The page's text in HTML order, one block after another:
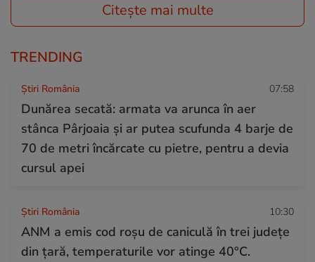
Citește mai multe
TRENDING
Știri România 07:58
Dunărea secată: armata va arunca în aer
stânca Pârjoaia și ar putea scufunda 4 barje de
70 de metri încărcate cu pietre, pentru a devia
cursul apei
Știri România 10:30
ANM a emis cod roșu de caniculă în trei județe
din țară, temperaturile vor atinge 40°C.